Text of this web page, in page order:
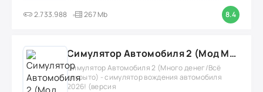
2.733.988 267 Mb 8.4
Симулятор Автомобиля 2 (Мод Много денег/Всё открыто)
Симулятор Автомобиля 2 (Много денег/Всё
открыто) - симулятор вождения автомобиля
2026! (версия